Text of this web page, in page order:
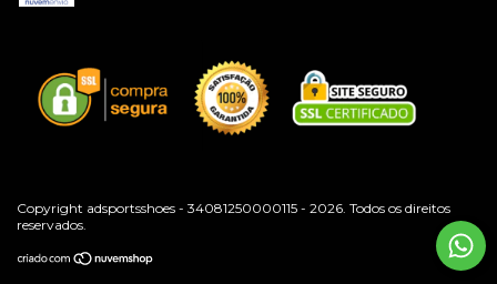
Copyright adsportsshoes - 34081250000115 - 2026. Todos os direitos
reservados.